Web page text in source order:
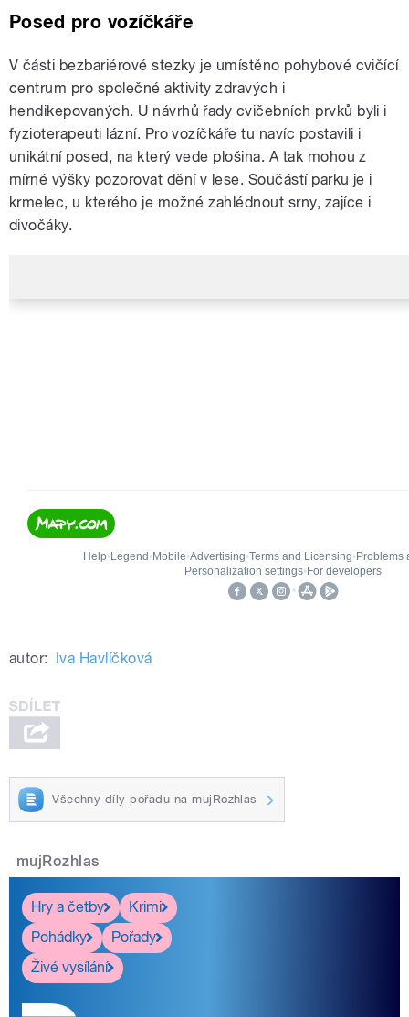
Posed pro vozíčkáře
V části bezbariérové stezky je umístěno pohybové cvičící
centrum pro společné aktivity zdravých i
hendikepovaných. U návrhů řady cvičebních prvků byli i
fyzioterapeuti lázní. Pro vozíčkáře tu navíc postavili i
unikátní posed, na který vede plošina. A tak mohou z
mírné výšky pozorovat dění v lese. Součástí parku je i
krmelec, u kterého je možné zahlédnout srny, zajíce i
divočáky.
autor: Iva Havlíčková
Všechny díly pořadu na mujRozhlas
mujRozhlas
Hry a četby
Krimi
Pohádky
Pořady
Živé vysílání